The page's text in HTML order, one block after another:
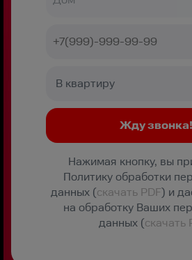
Нажимая кнопку, вы
Политику обработки
данных (скачать PDF) и
на обработку Ваших
данных (скачать